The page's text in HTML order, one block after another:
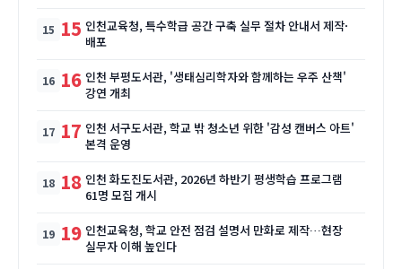
15 인천교육청, 특수학급 공간 구축 실무 절차 안내서 제작·
배포
16 인천 부평도서관, '생태심리학자와 함께하는 우주 산책'
강연 개최
17 인천 서구도서관, 학교 밖 청소년 위한 '감성 캔버스 아트'
본격 운영
18 인천 화도진도서관, 2026년 하반기 평생학습 프로그램
61명 모집 개시
19 인천교육청, 학교 안전 점검 설명서 만화로 제작…현장
실무자 이해 높인다